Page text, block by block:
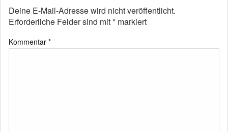
Deine E-Mail-Adresse wird nicht veröffentlicht.
Erforderliche Felder sind mit* markiert
Kommentar *